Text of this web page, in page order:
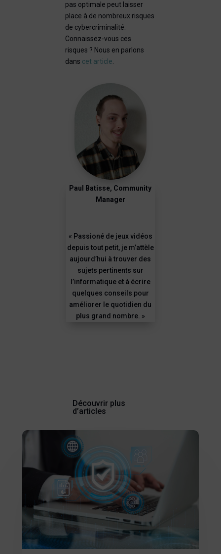
pas optimale peut laisser
place à de nombreux risques
de cybercriminalité.
Connaissez-vous ces
risques ? Nous en parlons
dans cet article
Paul Batisse, Community
Manager
« Passioné de jeux vidéos
depuis tout petit, je m’attèle
aujourd’hui à trouver des
sujets pertinents sur
l’informatique et à écrire
quelques conseils pour
améliorer le quotidien du
plus grand nombre. »
Découvrir plus
d’articles